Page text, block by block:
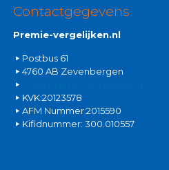
Contactgegevens
Premie-vergelijken.nl
Postbus 61
4760 AB Zevenbergen
KVK:20123578
AFM Nummer:2015590
Kifidnummer: 300.010557